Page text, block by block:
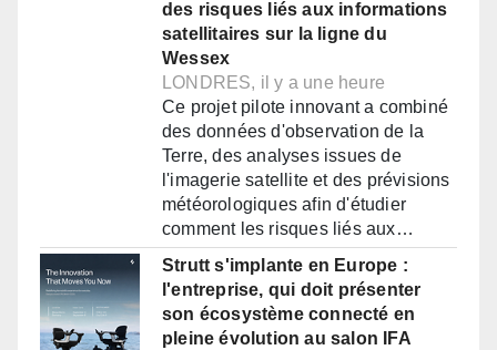
des risques liés aux informations
satellitaires sur la ligne du
Wessex
LONDRES, il y a une heure
Ce projet pilote innovant a combiné
des données d'observation de la
Terre, des analyses issues de
l'imagerie satellite et des prévisions
météorologiques afin d'étudier
comment les risques liés aux…
Strutt s'implante en Europe :
l'entreprise, qui doit présenter
son écosystème connecté en
pleine évolution au salon IFA